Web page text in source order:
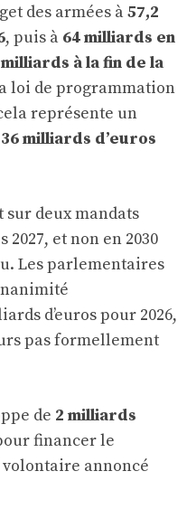
des armées à57,2
, puis à 64 milliards en
milliards à la fin de la
loi de programmation
représente un
36 milliards d’euros
deux mandats
et non en 2030
Les parlementaires
d’euros pour 2026,
pas formellement
de 2 milliards
financer le
annoncé